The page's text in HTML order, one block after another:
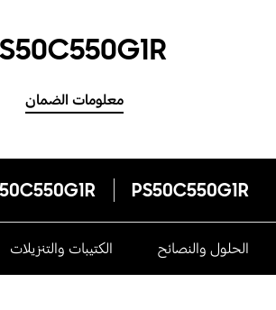
معلومات الضمان
PS50C550G1R
الحلول والنصائح الكتيبات والتنزيلات